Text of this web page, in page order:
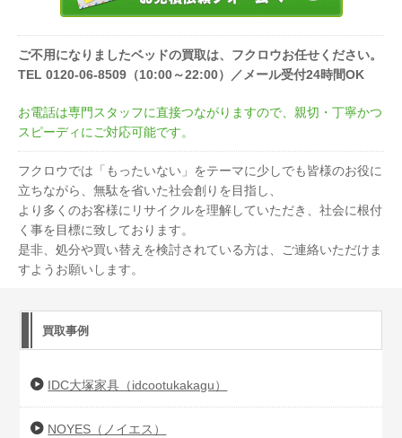
ご不用になりましたベッドの買取は、フクロウお任せください。
TEL 0120-06-8509（10:00～22:00）／メール受付24時間OK
お電話は専門スタッフに直接つながりますので、親切・丁寧かつ
スピーディにご対応可能です。
フクロウでは「もったいない」をテーマに少しでも皆様のお役に
立ちながら、無駄を省いた社会創りを目指し、
より多くのお客様にリサイクルを理解していただき、社会に根付
く事を目標に致しております。
是非、処分や買い替えを検討されている方は、ご連絡いただけま
すようお願いします。
買取事例
IDC大塚家具（idcootukakagu）
NOYES（ノイエス）